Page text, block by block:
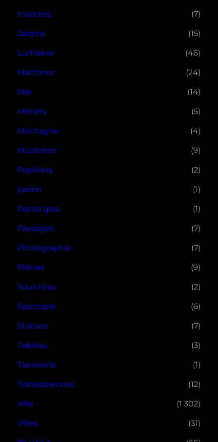
Insectes (7)
Jardins (15)
Lumières (46)
Machines (24)
Mer (14)
Métiers (5)
Montagne (4)
Musiciens (9)
Papillons (2)
pastel (1)
Pastel gras (1)
Paysages (7)
Photographie (7)
Pierres (9)
Sous l'eau (2)
Spectacle (6)
Statues (7)
Tableau (3)
Tapisserie (1)
Transparences (12)
Ville (1 302)
Villes (31)